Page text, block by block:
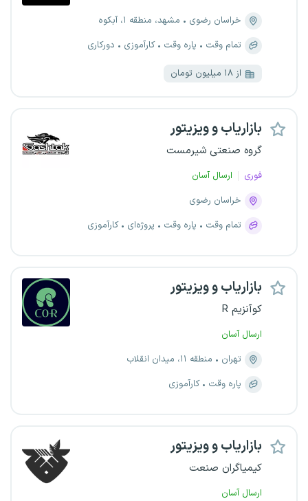
خراسان رضوی
مشهد، منطقه ۱، آبکوه
تمام وقت
پاره وقت کارآموزی دورکاری
از ۱۸ میلیون تومان
بازاریاب و ویزیتور
گروه صنعتی شیرمست
فوری
ارسال آسان
خراسان رضوی
تمام وقت
پاره وقت پروژه‌ای کارآموزی
بازاریاب و ویزیتور
کوآنزیم R
ارسال آسان
تهران
منطقه ۱۱، میدان انقلاب
پاره وقت
کارآموزی
بازاریاب و ویزیتور
کیمیاگران صنعت
ارسال آسان